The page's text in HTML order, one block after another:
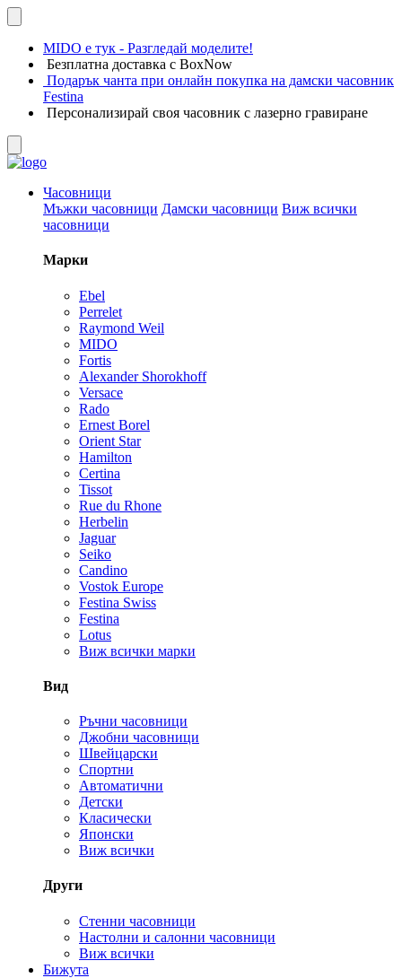
MIDO е тук - Разгледай моделите!
Безплатна доставка с BoxNow
Подарък чанта при онлайн покупка на дамски часовник
Festina
Персонализирай своя часовник с лазерно гравиране
Часовници
Мъжки часовници Дамски часовници Виж всички
часовници
Марки
Ebel
Perrelet
Raymond Weil
MIDO
Fortis
Alexander Shorokhoff
Versace
Rado
Ernest Borel
Orient Star
Hamilton
Certina
Tissot
Rue du Rhone
Herbelin
Jaguar
Seiko
Candino
Vostok Europe
Festina Swiss
Festina
Lotus
Виж всички марки
Вид
Ръчни часовници
Джобни часовници
Швейцарски
Спортни
Автоматични
Детски
Класически
Японски
Виж всички
Други
Стенни часовници
Настолни и салонни часовници
Виж всички
Бижута